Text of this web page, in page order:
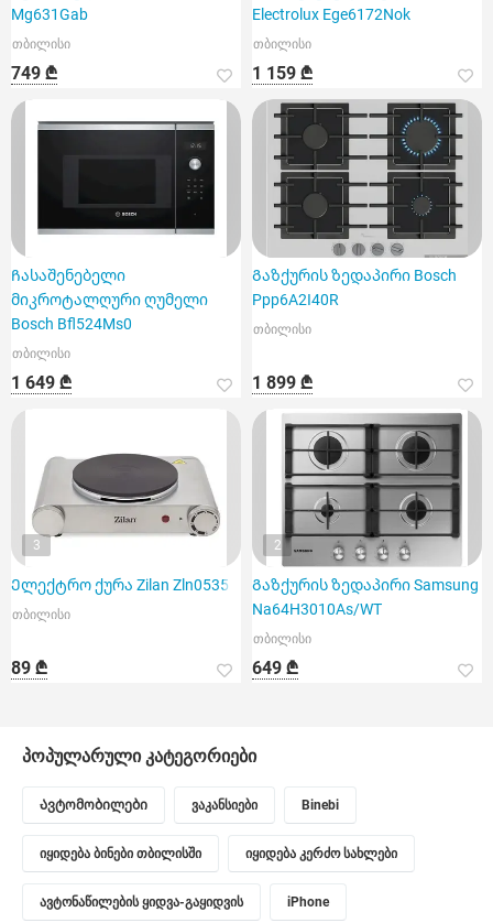
Mg631Gab
თბილისი
749 ₾
Electrolux Ege6172Nok
თბილისი
1 159 ₾
Ჩასაშენებელი
მიკროტალღური ღუმელი
Bosch Bfl524Ms0
თბილისი
1 649 ₾
Გაზქურის ზედაპირი Bosch
Ppp6A2I40R
თბილისი
1 899 ₾
3
Ელექტრო ქურა Zilan Zln0535
თბილისი
89 ₾
2
Გაზქურის ზედაპირი Samsung
Na64H3010As/WT
თბილისი
649 ₾
პოპულარული კატეგორიები
Ავტომობილები ვაკანსიები Binebi
იყიდება ბინები თბილისში იყიდება კერძო სახლები
ავტონაწილების ყიდვა-გაყიდვის iPhone